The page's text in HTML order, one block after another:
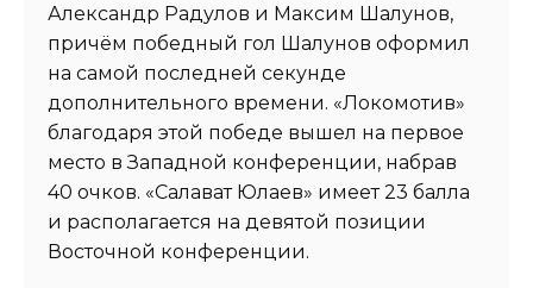
Александр Радулов и Максим Шалунов,
причём победный гол Шалунов оформил
на самой последней секунде
дополнительного времени. «Локомотив»
благодаря этой победе вышел на первое
место в Западной конференции, набрав
40 очков. «Салават Юлаев» имеет 23 балла
и располагается на девятой позиции
Восточной конференции.